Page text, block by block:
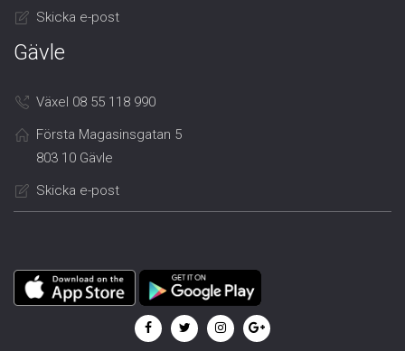
Skicka e-post
Gävle
Växel 08 55 118 990
Första Magasinsgatan 5
803 10 Gävle
Skicka e-post